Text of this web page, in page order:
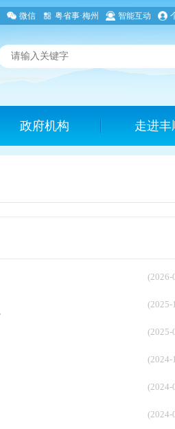
微信 粤省事·梅州 智能互动
政府机构 走进丰
(2026-
(2025-
(2025-
(2024-
(2024-
(2024-